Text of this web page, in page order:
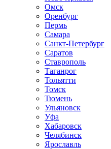
Омск
Оренбург
Пермь
Самара
Санкт-Петербург
Саратов
Ставрополь
Таганрог
Тольятти
Томск
Тюмень
Ульяновск
Уфа
Хабаровск
Челябинск
Ярославль